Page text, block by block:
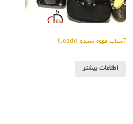
آسیاب قهوه سیدو Ceado
اطلاعات بیشتر